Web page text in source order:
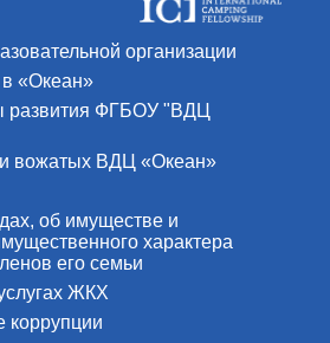
организации
в «Океан»
развития ФГБОУ "ВДЦ
вожатых ВДЦ «Океан»
об имуществе и
характера
его семьи
ЖКХ
коррупции